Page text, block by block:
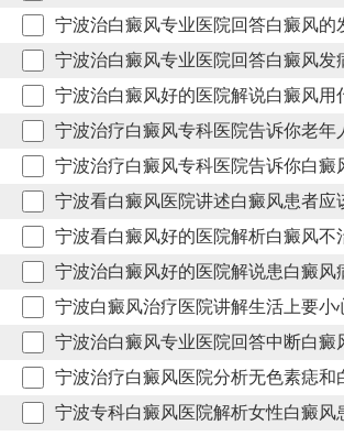
宁波治白癜风专业医院回答白癜风的
宁波治白癜风专业医院回答白癜风发
宁波治白癜风好的医院解说白癜风用
宁波治疗白癜风专科医院告诉你老年
宁波治疗白癜风专科医院告诉你白癜
宁波看白癜风医院讲述白癜风患者应
宁波看白癜风好的医院解析白癜风不
宁波治白癜风好的医院解说患白癜风
宁波白癜风治疗医院讲解生活上要小
宁波治白癜风专业医院回答中断白癜
宁波治疗白癜风医院分析无色素痣和
宁波专科白癜风医院解析女性白癜风